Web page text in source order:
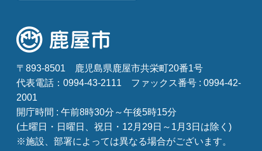
〒893-8501
鹿児島県鹿屋市共栄町20番1号
代表電話：0994-43-2111
ファックス番号 : 0994-42-
2001
開庁時間 : 午前8時30分～午後5時15分
(土曜日・日曜日、祝日・12月29日～1月3日は除く)
※施設、部署によっては異なる場合がございます。